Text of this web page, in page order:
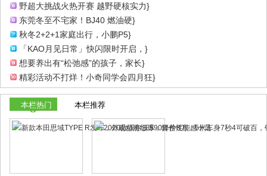
野超大挑战火热开赛 越野硬核实力}
东莞冬至不宅家！BJ40 燃油硬}
秋冬2+2+1家庭出行，小鹏P5}
「KAO月见日常」快闪限时开启，}
想要养出有“松弛感”的孩子，家长}
精彩活动不打烊！小奇同学会四月狂}
本栏热门 本栏推荐